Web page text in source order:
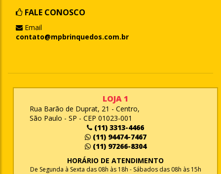
FALE CONOSCO
Email
contato@mpbrinquedos.com.br
LOJA 1
Rua Barão de Duprat, 21 - Centro,
São Paulo - SP - CEP 01023-001
(11) 3313-4466
(11) 94474-7467
(11) 97266-8304
HORÁRIO DE ATENDIMENTO
De Segunda à Sexta das 08h às 18h - Sábados das 08h às 15h